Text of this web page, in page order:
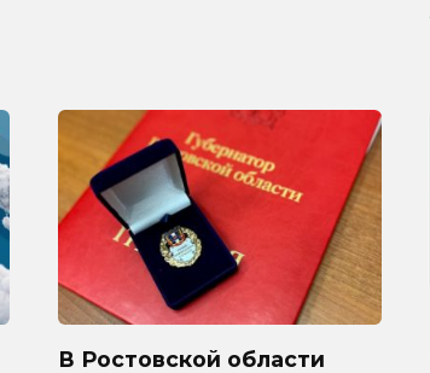
В Ростовской области